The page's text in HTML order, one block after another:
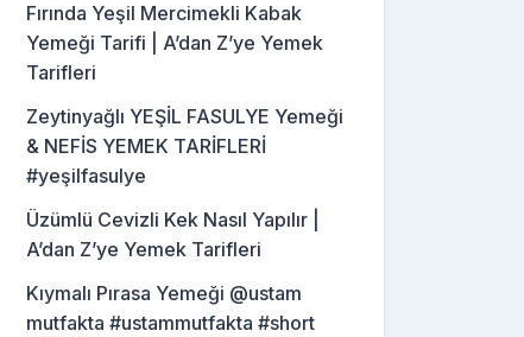
Fırında Yeşil Mercimekli Kabak
Yemeği Tarifi | A’dan Z’ye Yemek
Tarifleri
Zeytinyağlı YEŞİL FASULYE Yemeği
& NEFİS YEMEK TARİFLERİ
#yeşilfasulye
Üzümlü Cevizli Kek Nasıl Yapılır |
A’dan Z’ye Yemek Tarifleri
Kıymalı Pırasa Yemeği @ustam
mutfakta #ustammutfakta #short